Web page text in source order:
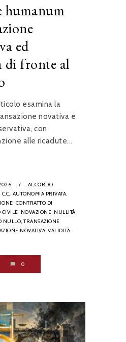
humanum
ed
di fronte al
esamina la
novativa e
con
alle ricadute...
/
ACCORDO
AUTONOMIA PRIVATA,
CONTRATTO DI
CIVILE, NOVAZIONE, NULLITÀ
NULLO, TRANSAZIONE
NOVATIVA, VALIDITÀ
0